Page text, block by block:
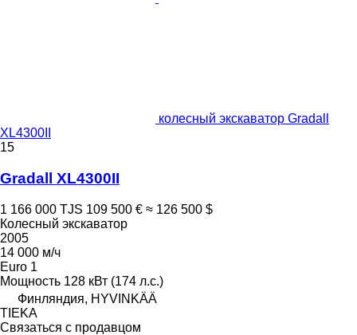
колесный экскаватор Gradall
XL4300II
15
Gradall XL4300II
1 166 000 TJS 109 500 € ≈ 126 500 $
Колесный экскаватор
2005
14 000 м/ч
Euro 1
Мощность 128 кВт (174 л.с.)
Финляндия, HYVINKÄÄ
TIEKA
Связаться с продавцом